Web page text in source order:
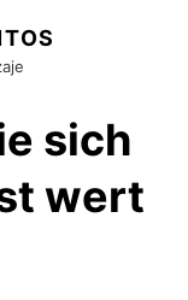
sich
wert